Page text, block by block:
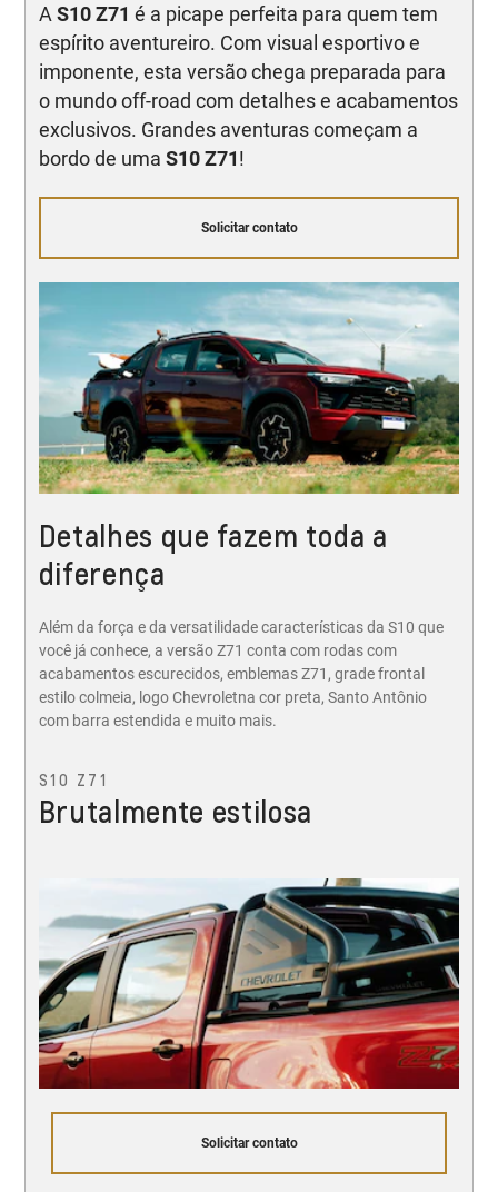
A S10 Z71 é a picape perfeita para quem tem
espírito aventureiro. Com visual esportivo e
imponente, esta versão chega preparada para
o mundo off-road com detalhes e acabamentos
exclusivos. Grandes aventuras começam a
bordo de uma S10 Z71!
Solicitar contato
Detalhes que fazem toda a
diferença
Além da força e da versatilidade características da S10 que
você já conhece, a versão Z71 conta com rodas com
acabamentos escurecidos, emblemas Z71, grade frontal
estilo colmeia, logo Chevroletna cor preta, Santo Antônio
com barra estendida e muito mais.
S10 Z71
Brutalmente estilosa
Solicitar contato